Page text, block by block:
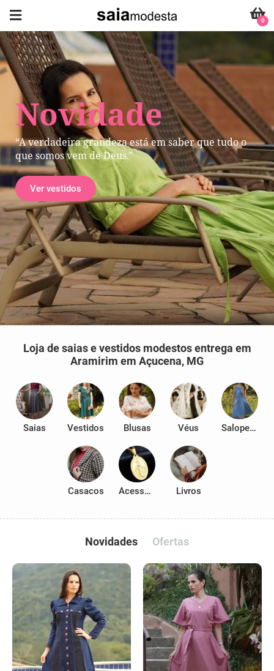
Novidade
“A verdadeira grandeza está em saber que tudo o
que somos vem de Deus."
Ver vestidos
0
Loja de saias e vestidos modestos entrega em
Aramirim em Açucena, MG
Saias Vestidos Blusas Véus Salopetes
Casacos Acessórios Livros
Novidades Ofertas